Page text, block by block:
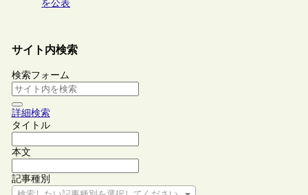
を公表
サイト内検索
検索フォーム
詳細検索
タイトル
本文
記事種別